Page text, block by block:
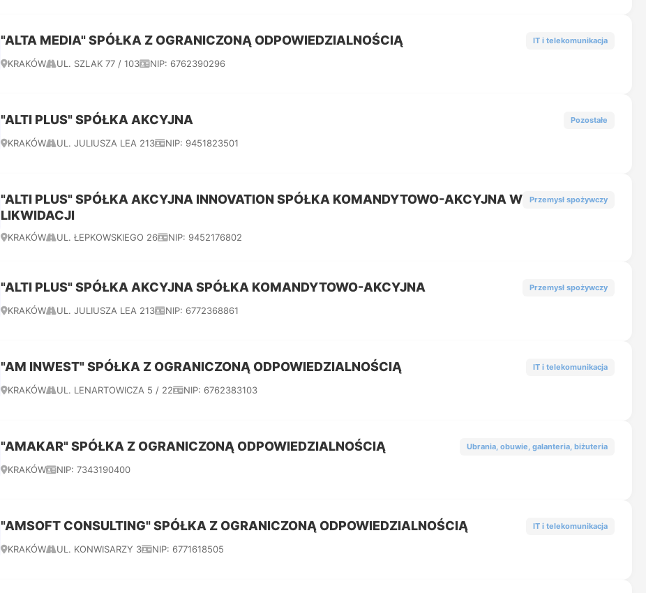
"ALTA MEDIA" SPÓŁKA Z OGRANICZONĄ ODPOWIEDZIALNOŚCIĄ IT i telekomunikacja
KRAKÓW UL. SZLAK 77 / 103 NIP: 6762390296
"ALTI PLUS" SPÓŁKA AKCYJNA Pozostałe
KRAKÓW UL. JULIUSZA LEA 213 NIP: 9451823501
"ALTI PLUS" SPÓŁKA AKCYJNA INNOVATION SPÓŁKA KOMANDYTOWO-AKCYJNA W
LIKWIDACJI
Przemysł spożywczy
KRAKÓW UL. ŁEPKOWSKIEGO 26 NIP: 9452176802
"ALTI PLUS" SPÓŁKA AKCYJNA SPÓŁKA KOMANDYTOWO-AKCYJNA Przemysł spożywczy
KRAKÓW UL. JULIUSZA LEA 213 NIP: 6772368861
"AM INWEST" SPÓŁKA Z OGRANICZONĄ ODPOWIEDZIALNOŚCIĄ IT i telekomunikacja
KRAKÓW UL. LENARTOWICZA 5 / 22 NIP: 6762383103
"AMAKAR" SPÓŁKA Z OGRANICZONĄ ODPOWIEDZIALNOŚCIĄ Ubrania, obuwie, galanteria, biżuteria
KRAKÓW NIP: 7343190400
"AMSOFT CONSULTING" SPÓŁKA Z OGRANICZONĄ ODPOWIEDZIALNOŚCIĄ IT i telekomunikacja
KRAKÓW UL. KONWISARZY 3 NIP: 6771618505